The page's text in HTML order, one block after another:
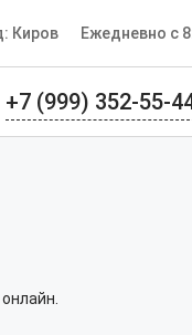
Киров Ежедневно с
+7 (999) 352-55-